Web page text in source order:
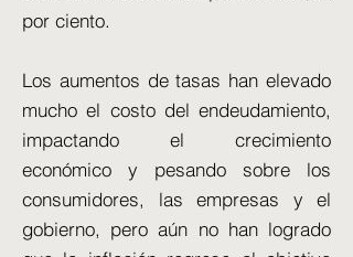
por ciento.
Los aumentos de tasas han elevado
mucho el costo del endeudamiento,
impactando el crecimiento
económico y pesando sobre los
consumidores, las empresas y el
gobierno, pero aún no han logrado